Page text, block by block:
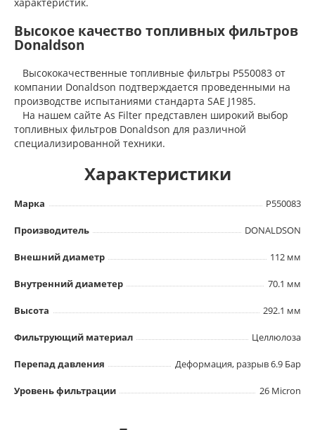
Высокое качество топливных фильтров
Donaldson
Высококачественные топливные фильтры P550083 от
компании Donaldson подтверждается проведенными на
производстве испытаниями стандарта SAE J1985.
На нашем сайте As Filter представлен широкий выбор
топливных фильтров Donaldson для различной
специализированной техники.
Характеристики
Марка P550083
Производитель DONALDSON
Внешний диаметр 112 мм
Внутренний диаметер 70.1 мм
Высота 292.1 мм
Фильтрующий материал Целлюлоза
Перепад давления Деформация, разрыв 6.9 Бар
Уровень фильтрации 26 Micron